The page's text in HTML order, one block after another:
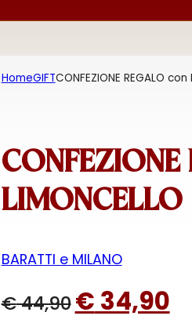
HomeGIFTCONFEZIONE REGALO con
LIMONCELLO
BARATTI e MILANO
€44,90Il
€ 34,90Il